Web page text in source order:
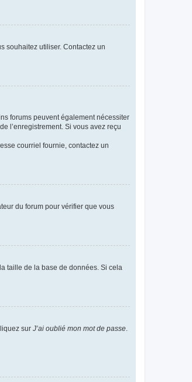
souhaitez utiliser. Contactez un
forums peuvent également nécessiter
l’enregistrement. Si vous avez reçu
courriel fournie, contactez un
du forum pour vérifier que vous
taille de la base de données. Si cela
sur J’ai oublié mon mot de passe